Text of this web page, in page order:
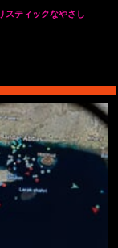
スティックなやさし